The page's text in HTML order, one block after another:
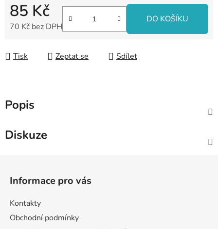
85 Kč
70 Kč bez DPH
DO KOŠÍKU
Tisk Zeptat se Sdílet
Popis
Diskuze
Informace pro vás
Kontakty
Obchodní podmínky